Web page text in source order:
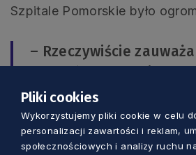
Szpitale Pomorskie było
– Rzeczywiście
dzieci, przede
ciężkie powikłania
zakażenia. To bardzo
Pliki cookies
Wykorzystujemy pliki cookie w celu
personalizacji zawartości i reklam,
społecznościowych i analizy ruchu